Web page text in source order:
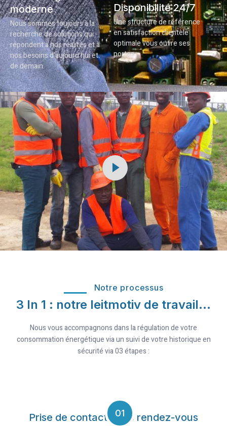
moderne
Nous sommes toujours à la
recherche de solutions qui
répondent à nos réalités et à
nos besoins d’aujourd’hui et
de demain.
Disponibilité 24/7
Une structure de référence
en satisfaction clientèle
optimale vous ouvre ses
portes…
Notre processus
3 In 1 : notre leitmotiv de travail…
Nous vous accompagnons dans la régulation de votre
consommation énergétique via un suivi de votre historique en
sécurité via 03 étapes :
01
Prise de contact et de rendez-vous